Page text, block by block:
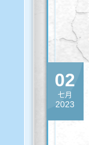
02
七月
2023